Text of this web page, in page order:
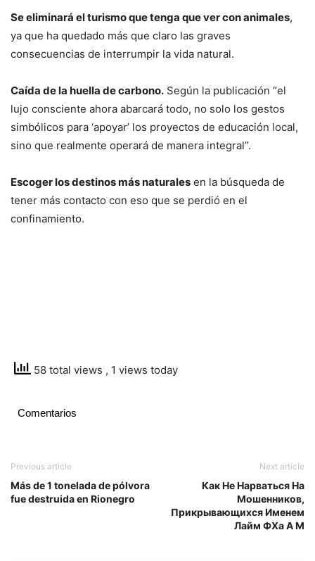
Se eliminará el turismo que tenga que ver con animales,
ya que ha quedado más que claro las graves
consecuencias de interrumpir la vida natural.
Caída de la huella de carbono. Según la publicación “el
lujo consciente ahora abarcará todo, no solo los gestos
simbólicos para ‘apoyar’ los proyectos de educación local,
sino que realmente operará de manera integral”.
Escoger los destinos más naturales en la búsqueda de
tener más contacto con eso que se perdió en el
confinamiento.
58 total views , 1 views today
Comentarios
Previous article
Más de 1 tonelada de pólvora
fue destruida en Rionegro
Next article
Как Не Нарваться На
Мошенников,
Прикрывающихся Именем
Лайм ФХа А М